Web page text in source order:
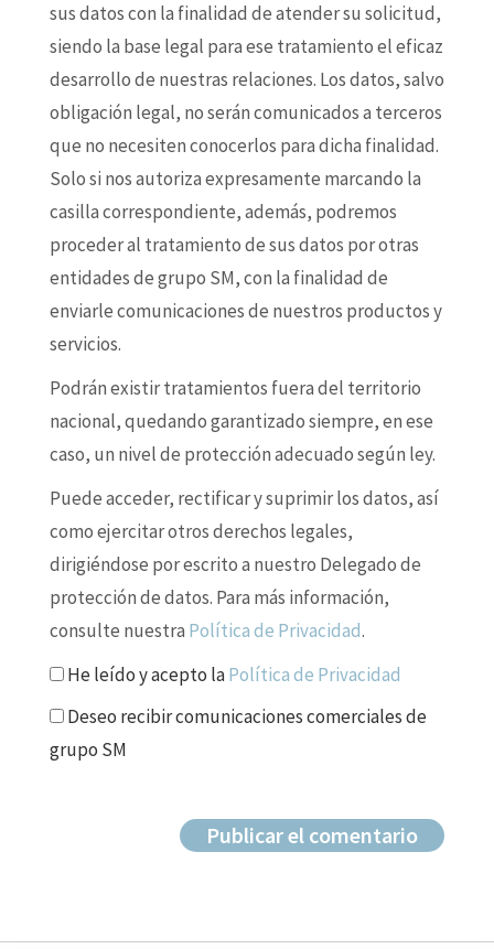
sus datos con la finalidad de atender su solicitud,
siendo la base legal para ese tratamiento el eficaz
desarrollo de nuestras relaciones. Los datos, salvo
obligación legal, no serán comunicados a terceros
que no necesiten conocerlos para dicha finalidad.
Solo si nos autoriza expresamente marcando la
casilla correspondiente, además, podremos
proceder al tratamiento de sus datos por otras
entidades de grupo SM, con la finalidad de
enviarle comunicaciones de nuestros productos y
servicios.
Podrán existir tratamientos fuera del territorio
nacional, quedando garantizado siempre, en ese
caso, un nivel de protección adecuado según ley.
Puede acceder, rectificar y suprimir los datos, así
como ejercitar otros derechos legales,
dirigiéndose por escrito a nuestro Delegado de
protección de datos. Para más información,
consulte nuestra Política de Privacidad.
He leído y acepto laPolítica de Privacidad
Deseo recibir comunicaciones comerciales de
grupo SM